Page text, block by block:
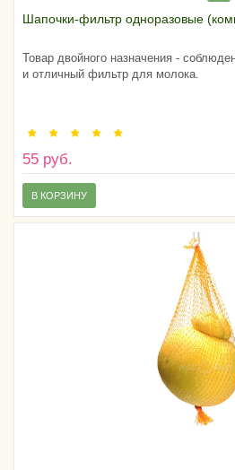
Шапочки-фильтр одноразовые
Товар двойного назначения -
и отличный фильтр для молока.
55 руб.
В КОРЗИНУ